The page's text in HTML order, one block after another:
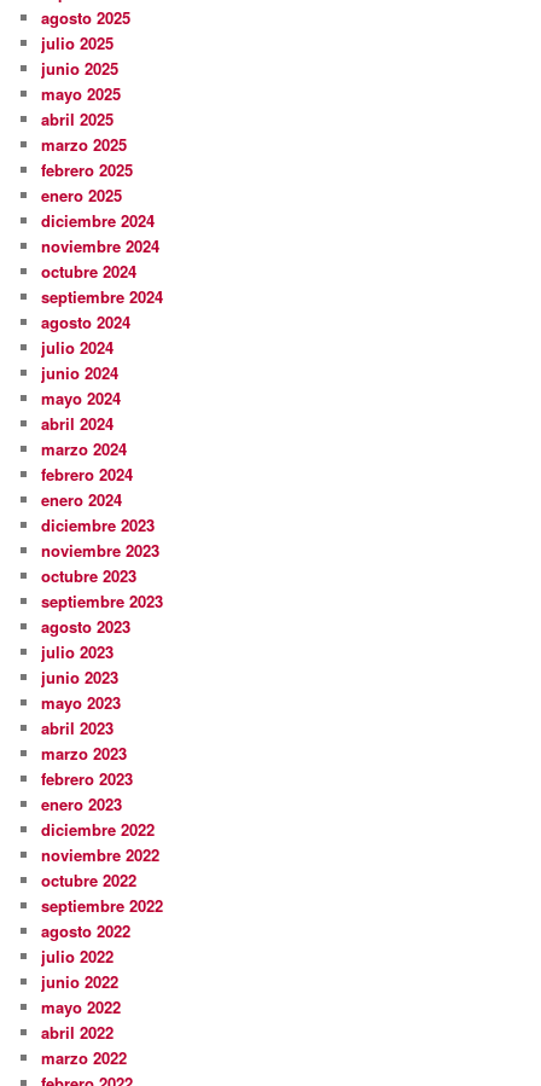
agosto 2025
julio 2025
junio 2025
mayo 2025
abril 2025
marzo 2025
febrero 2025
enero 2025
diciembre 2024
noviembre 2024
octubre 2024
septiembre 2024
agosto 2024
julio 2024
junio 2024
mayo 2024
abril 2024
marzo 2024
febrero 2024
enero 2024
diciembre 2023
noviembre 2023
octubre 2023
septiembre 2023
agosto 2023
julio 2023
junio 2023
mayo 2023
abril 2023
marzo 2023
febrero 2023
enero 2023
diciembre 2022
noviembre 2022
octubre 2022
septiembre 2022
agosto 2022
julio 2022
junio 2022
mayo 2022
abril 2022
marzo 2022